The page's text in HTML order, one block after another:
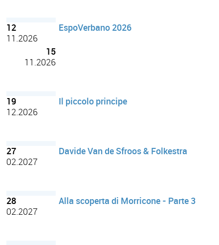
12
11.2026
15
11.2026
EspoVerbano 2026
19
12.2026
Il piccolo principe
27
02.2027
Davide Van de Sfroos & Folkestra
28
02.2027
Alla scoperta di Morricone - Parte 3